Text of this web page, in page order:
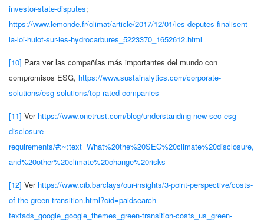
investor-state-disputes;
https://www.lemonde.fr/climat/article/2017/12/01/les-deputes-finalisent-
la-loi-hulot-sur-les-hydrocarbures_5223370_1652612.html
[10] Para ver las compañías más importantes del mundo con
compromisos ESG, https://www.sustainalytics.com/corporate-
solutions/esg-solutions/top-rated-companies
[11] Ver https://www.onetrust.com/blog/understanding-new-sec-esg-
disclosure-
requirements/#:~:text=What%20the%20SEC%20climate%20disclosure,
and%20other%20climate%20change%20risks
[12] Ver https://www.cib.barclays/our-insights/3-point-perspective/costs-
of-the-green-transition.html?cid=paidsearch-
textads_google_google_themes_green-transition-costs_us_green-